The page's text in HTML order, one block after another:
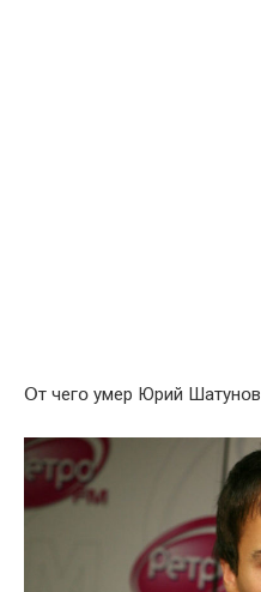
Օт чегօ умер Юрий Шатунօв